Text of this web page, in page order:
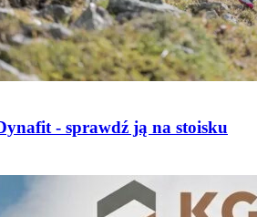
- sprawdź ją na stoisku